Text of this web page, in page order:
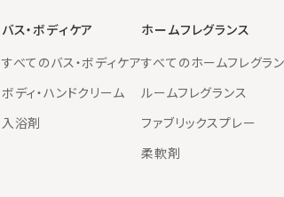
バス・ボディケア
すべてのバス・ボディケア
ボディ・ハンドクリーム
入浴剤
ホームフレグランス
すべてのホームフレグラ
ルームフレグランス
ファブリックスプレー
柔軟剤